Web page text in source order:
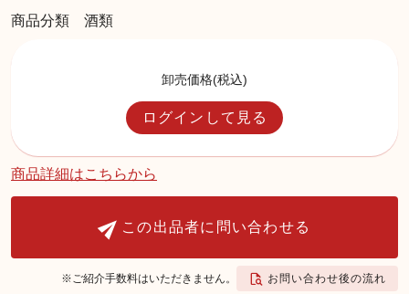
商品分類 酒類
卸売価格(税込)
ログインして見る
商品詳細はこちらから
この出品者に問い合わせる
※ご紹介手数料はいただきません。 お問い合わせ後の流れ